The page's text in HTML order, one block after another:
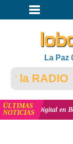
La Paz
RADIO
ÚLTIMAS
NOTICIAS
Digital en Bolivia ver